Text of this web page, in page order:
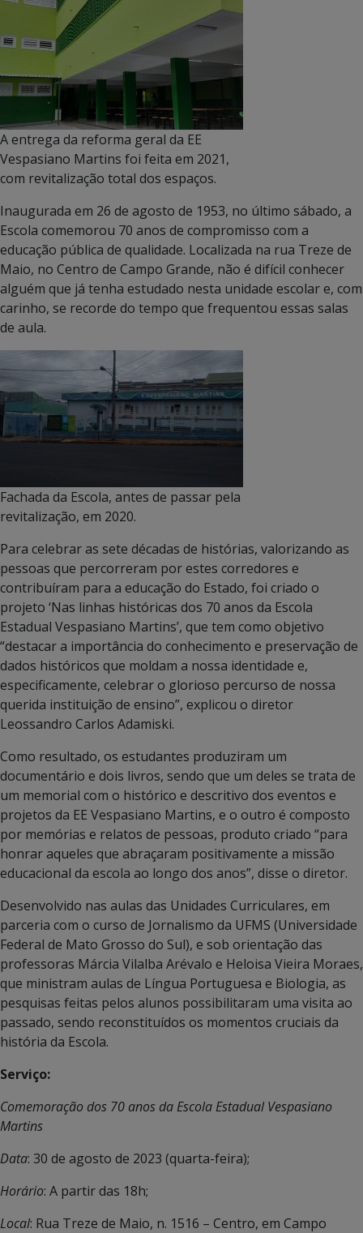
A entrega da reforma geral da EE
Vespasiano Martins foi feita em 2021,
com revitalização total dos espaços.
Inaugurada em 26 de agosto de 1953, no último sábado, a
Escola comemorou 70 anos de compromisso com a
educação pública de qualidade. Localizada na rua Treze de
Maio, no Centro de Campo Grande, não é difícil conhecer
alguém que já tenha estudado nesta unidade escolar e, com
carinho, se recorde do tempo que frequentou essas salas
de aula.
Fachada da Escola, antes de passar pela
revitalização, em 2020.
Para celebrar as sete décadas de histórias, valorizando as
pessoas que percorreram por estes corredores e
contribuíram para a educação do Estado, foi criado o
projeto ‘Nas linhas históricas dos 70 anos da Escola
Estadual Vespasiano Martins’, que tem como objetivo
“destacar a importância do conhecimento e preservação de
dados históricos que moldam a nossa identidade e,
especificamente, celebrar o glorioso percurso de nossa
querida instituição de ensino”, explicou o diretor
Leossandro Carlos Adamiski.
Como resultado, os estudantes produziram um
documentário e dois livros, sendo que um deles se trata de
um memorial com o histórico e descritivo dos eventos e
projetos da EE Vespasiano Martins, e o outro é composto
por memórias e relatos de pessoas, produto criado “para
honrar aqueles que abraçaram positivamente a missão
educacional da escola ao longo dos anos”, disse o diretor.
Desenvolvido nas aulas das Unidades Curriculares, em
parceria com o curso de Jornalismo da UFMS (Universidade
Federal de Mato Grosso do Sul), e sob orientação das
professoras Márcia Vilalba Arévalo e Heloisa Vieira Moraes,
que ministram aulas de Língua Portuguesa e Biologia, as
pesquisas feitas pelos alunos possibilitaram uma visita ao
passado, sendo reconstituídos os momentos cruciais da
história da Escola.
Serviço:
Comemoração dos 70 anos da Escola Estadual Vespasiano
Martins
Data: 30 de agosto de 2023 (quarta-feira);
Horário: A partir das 18h;
Local: Rua Treze de Maio, n. 1516 – Centro, em Campo